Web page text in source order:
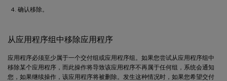
确认移除。
从应用程序组中移除应用程序
应用程序必须至少属于一个交付组或应用程序组。如果您尝试从应用程序组中
移除某个应用程序，而此操作将导致该应用程序不再属于任何组，系统会通知
您，如果继续操作，该应用程序将被删除。发生这种情况时，如果您希望交付